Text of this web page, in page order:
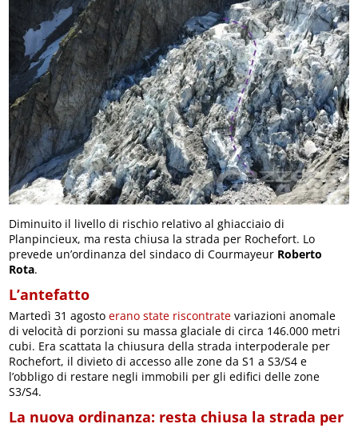
Diminuito il livello di rischio relativo al ghiacciaio di
Planpincieux, ma resta chiusa la strada per Rochefort. Lo
prevede un’ordinanza del sindaco di Courmayeur Roberto
Rota.
L’antefatto
Martedì 31 agostoerano state riscontrate variazioni anomale
di velocità di porzioni su massa glaciale di circa 146.000 metri
cubi. Era scattata la chiusura della strada interpoderale per
Rochefort, il divieto di accesso alle zone da S1 a S3/S4 e
l’obbligo di restare negli immobili per gli edifici delle zone
S3/S4.
La nuova ordinanza: resta chiusa la strada per